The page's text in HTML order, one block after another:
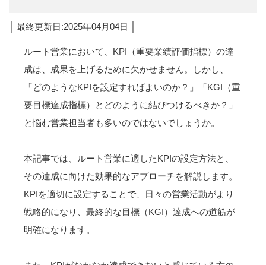
│ 最終更新日:2025年04月04日 │
ルート営業において、KPI（重要業績評価指標）の達
成は、成果を上げるために欠かせません。しかし、
「どのようなKPIを設定すればよいのか？」「KGI（重
要目標達成指標）とどのように結びつけるべきか？」
と悩む営業担当者も多いのではないでしょうか。
本記事では、ルート営業に適したKPIの設定方法と、
その達成に向けた効果的なアプローチを解説します。
KPIを適切に設定することで、日々の営業活動がより
戦略的になり、最終的な目標（KGI）達成への道筋が
明確になります。